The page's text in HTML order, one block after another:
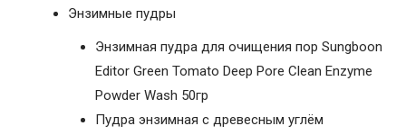
Энзимные пудры
Энзимная пудра для очищения пор Sungboon
Editor Green Tomato Deep Pore Clean Enzyme
Powder Wash 50гр
Пудра энзимная с древесным углём